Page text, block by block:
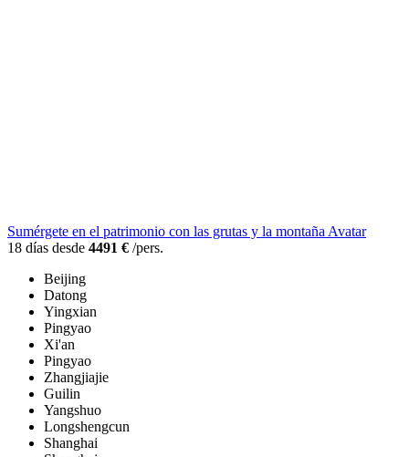
Sumérgete en el patrimonio con las grutas y la montaña Avatar
18 días desde 4491 € /pers.
Beijing
Datong
Yingxian
Pingyao
Xi'an
Pingyao
Zhangjiajie
Guilin
Yangshuo
Longshengcun
Shanghai